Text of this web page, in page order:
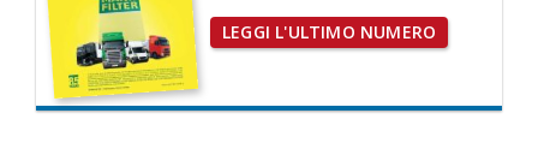
LEGGI L'ULTIMO NUMERO